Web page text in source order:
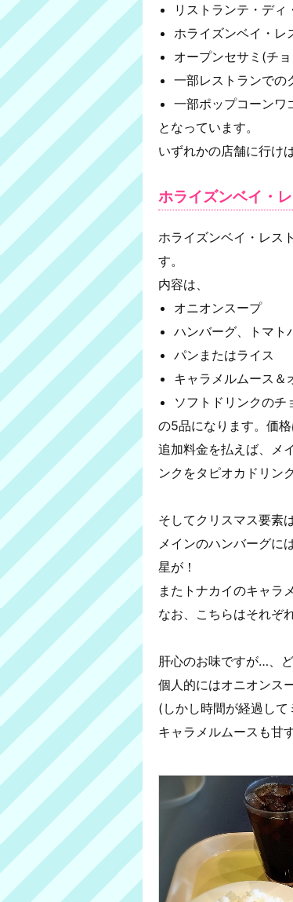
リストランテ・ディ
ホライズンベイ・レ
オープンセサミ(チ
一部レストランでの
一部ポップコーンワ
となっています。
いずれかの店舗に行け
ホライズンベイ・
ホライズンベイ・レス
す。
内容は、
オニオンスープ
ハンバーグ、トマト
パンまたはライス
キャラメルムース＆
ソフトドリンクのチ
の5品になります。価
追加料金を払えば、メ
ンクをタピオカドリン
そしてクリスマス要素
メインのハンバーグに
星が！
またトナカイのキャラ
なお、こちらはそれぞ
肝心のお味ですが…、
個人的にはオニオンス
(しかし時間が経過し
キャラメルムースも甘